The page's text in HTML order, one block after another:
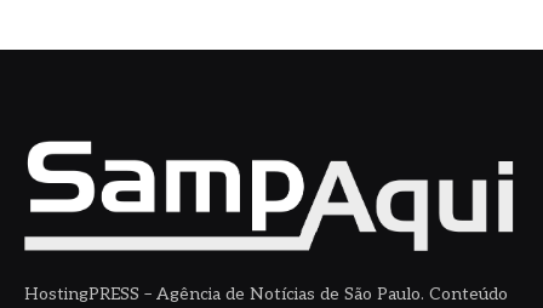
HostingPRESS – Agência de Notícias de São Paulo. Conteúdo